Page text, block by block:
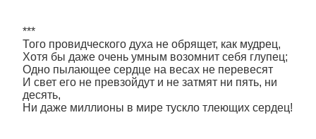
***
Того провидческого духа не обрящет, как мудрец,
Хотя бы даже очень умным возомнит себя глупец;
Одно пылающее сердце на весах не перевесят
И свет его не превзойдут и не затмят ни пять, ни
десять,
Ни даже миллионы в мире тускло тлеющих сердец!